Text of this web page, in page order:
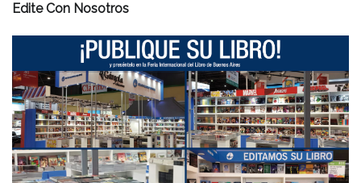
Edite Con Nosotros